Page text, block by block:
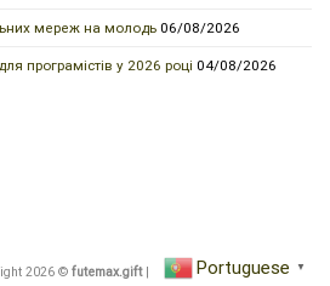
мереж на молодь 06/08/2026
програмістів у 2026 році 04/08/2026
2026 © futemax.gift| Portuguese ▼